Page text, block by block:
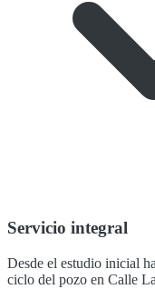
Servicio integral
Desde el estudio inicial
ciclo del pozo en Calle